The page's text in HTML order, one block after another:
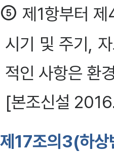
⑤ 제1항부터
시기 및 주기,
적인 사항은 환
[본조신설
제17조의3(하상